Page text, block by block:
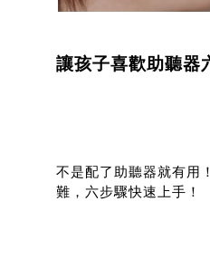
讓孩子喜歡助聽器
不是配了助聽器就有用
難，六步驟快速上手！